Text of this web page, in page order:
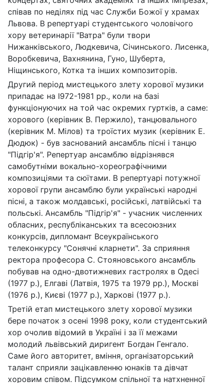
співав по неділях під час Служби Божої у храмах
Львова. В репертуарі студентського чоловічого
хору ветеринарії "Ватра" були твори
Нижанківського, Людкевича, Січинського. Лисенка,
Воробкевича, Вахнянина, Гуно, Шуберта,
Ніщинського, Котка та інших композиторів.
Другий період мистецького злету хорової музики
припадає на І972-1981 рр., коли на базі
функціонуючих на той час окремих гуртків, а саме:
хорового (керівник В. Пержило), танцювального
(керівник М. Мілов) та троїстих музик (керівник Е.
Дюдюк) - був заснований ансамбль пісні і танцю
"Підгір'я". Репертуар ансамблю відрізнявся
самобутніми вокально-хореографічними
композиціями та сюїтами. В репертуарі потужної
хорової групи ансамблю були українські народні
пісні, а також молдавські, російські, латвійські та
польські. Ансамбль "Підгір'я" - учасник численних
обласних, республіканських та всесоюзних
конкурсів, дипломант Всеукраїнського
телеконкурсу "Сонячні кларнети". За сприяння
ректора професора С. Стояновського ансамбль
побував на одно-двотижневих гастролях в Одесі
(1977 р.), Елгаві (Латвія, 1975 та 1979 рр.), Москві
(1976 р.), Києві (1977 р.), Харкові (1977 р.).
Третій етап мистецькоro злету хорової музики
бере початок з осені 1998 року, коли студентський
хор очолив відомий в Україні і за її межами
молодий львівський диригент Богдан Генгало.
Саме його авторитет, вміння, організаторський
талант сприяли зацікавленню юнаків та дівчат
хоровим співом. Підсумком спільної та натхненної